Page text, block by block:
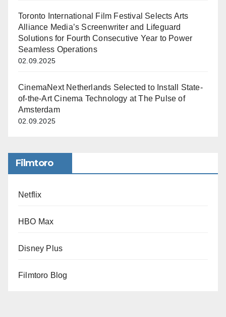
Toronto International Film Festival Selects Arts
Alliance Media’s Screenwriter and Lifeguard
Solutions for Fourth Consecutive Year to Power
Seamless Operations
02.09.2025
CinemaNext Netherlands Selected to Install State-
of-the-Art Cinema Technology at The Pulse of
Amsterdam
02.09.2025
Filmtoro
Netflix
HBO Max
Disney Plus
Filmtoro Blog